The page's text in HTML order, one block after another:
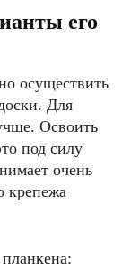
его
осуществить
Для
Освоить
под силу
очень
крепежа